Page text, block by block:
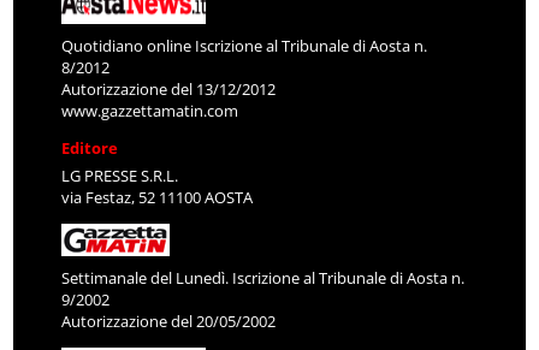
Quotidiano online Iscrizione al Tribunale di Aosta n.
8/2012
Autorizzazione del 13/12/2012
www.gazzettamatin.com
Editore
LG PRESSE S.R.L.
via Festaz, 52 11100 AOSTA
Settimanale del Lunedì. Iscrizione al Tribunale di Aosta n.
9/2002
Autorizzazione del 20/05/2002